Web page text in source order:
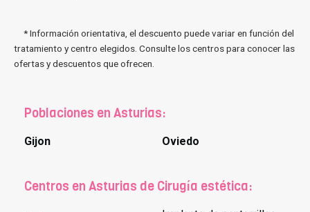
* Información orientativa, el descuento puede variar en función del
tratamiento y centro elegidos. Consulte los centros para conocer las
ofertas y descuentos que ofrecen.
Poblaciones en Asturias:
Gijon Oviedo
Centros en Asturias de Cirugía estética: